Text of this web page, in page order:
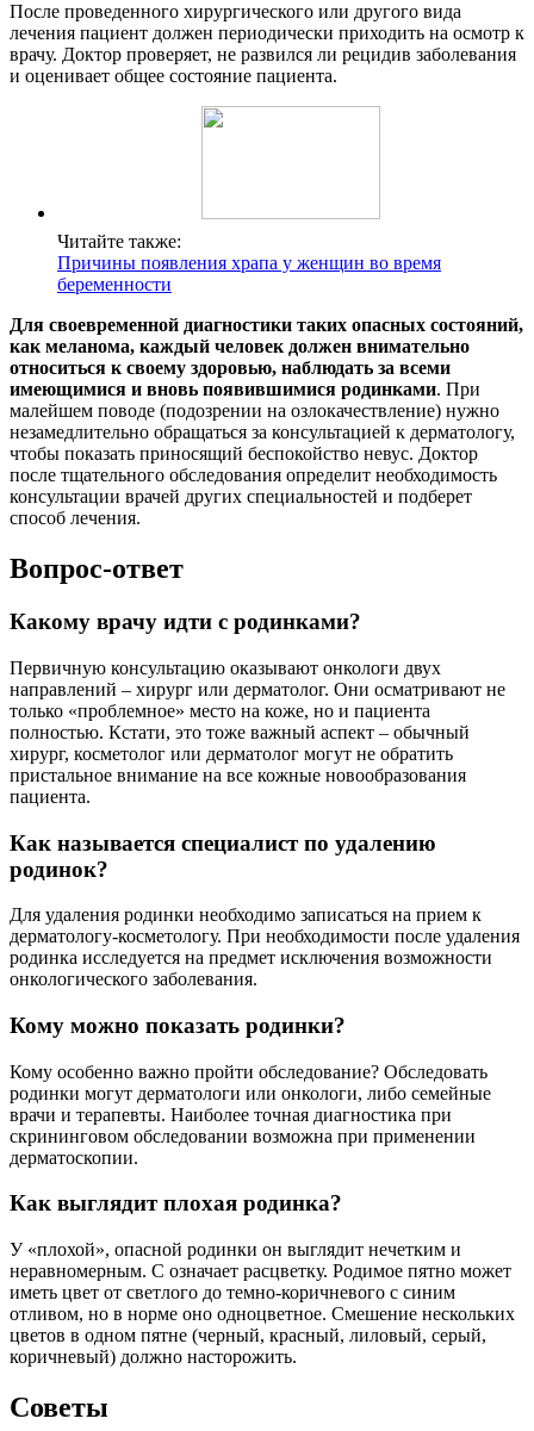
После проведенного хирургического или другого вида
лечения пациент должен периодически приходить на осмотр к
врачу. Доктор проверяет, не развился ли рецидив заболевания
и оценивает общее состояние пациента.
Читайте также:
Причины появления храпа у женщин во время
беременности
Для своевременной диагностики таких опасных состояний,
как меланома, каждый человек должен внимательно
относиться к своему здоровью, наблюдать за всеми
имеющимися и вновь появившимися родинками. При
малейшем поводе (подозрении на озлокачествление) нужно
незамедлительно обращаться за консультацией к дерматологу,
чтобы показать приносящий беспокойство невус. Доктор
после тщательного обследования определит необходимость
консультации врачей других специальностей и подберет
способ лечения.
Вопрос-ответ
Какому врачу идти с родинками?
Первичную консультацию оказывают онкологи двух
направлений – хирург или дерматолог. Они осматривают не
только «проблемное» место на коже, но и пациента
полностью. Кстати, это тоже важный аспект – обычный
хирург, косметолог или дерматолог могут не обратить
пристальное внимание на все кожные новообразования
пациента.
Как называется специалист по удалению
родинок?
Для удаления родинки необходимо записаться на прием к
дерматологу-косметологу. При необходимости после удаления
родинка исследуется на предмет исключения возможности
онкологического заболевания.
Кому можно показать родинки?
Кому особенно важно пройти обследование? Обследовать
родинки могут дерматологи или онкологи, либо семейные
врачи и терапевты. Наиболее точная диагностика при
скрининговом обследовании возможна при применении
дерматоскопии.
Как выглядит плохая родинка?
У «плохой», опасной родинки он выглядит нечетким и
неравномерным. C означает расцветку. Родимое пятно может
иметь цвет от светлого до темно-коричневого с синим
отливом, но в норме оно одноцветное. Смешение нескольких
цветов в одном пятне (черный, красный, лиловый, серый,
коричневый) должно насторожить.
Советы